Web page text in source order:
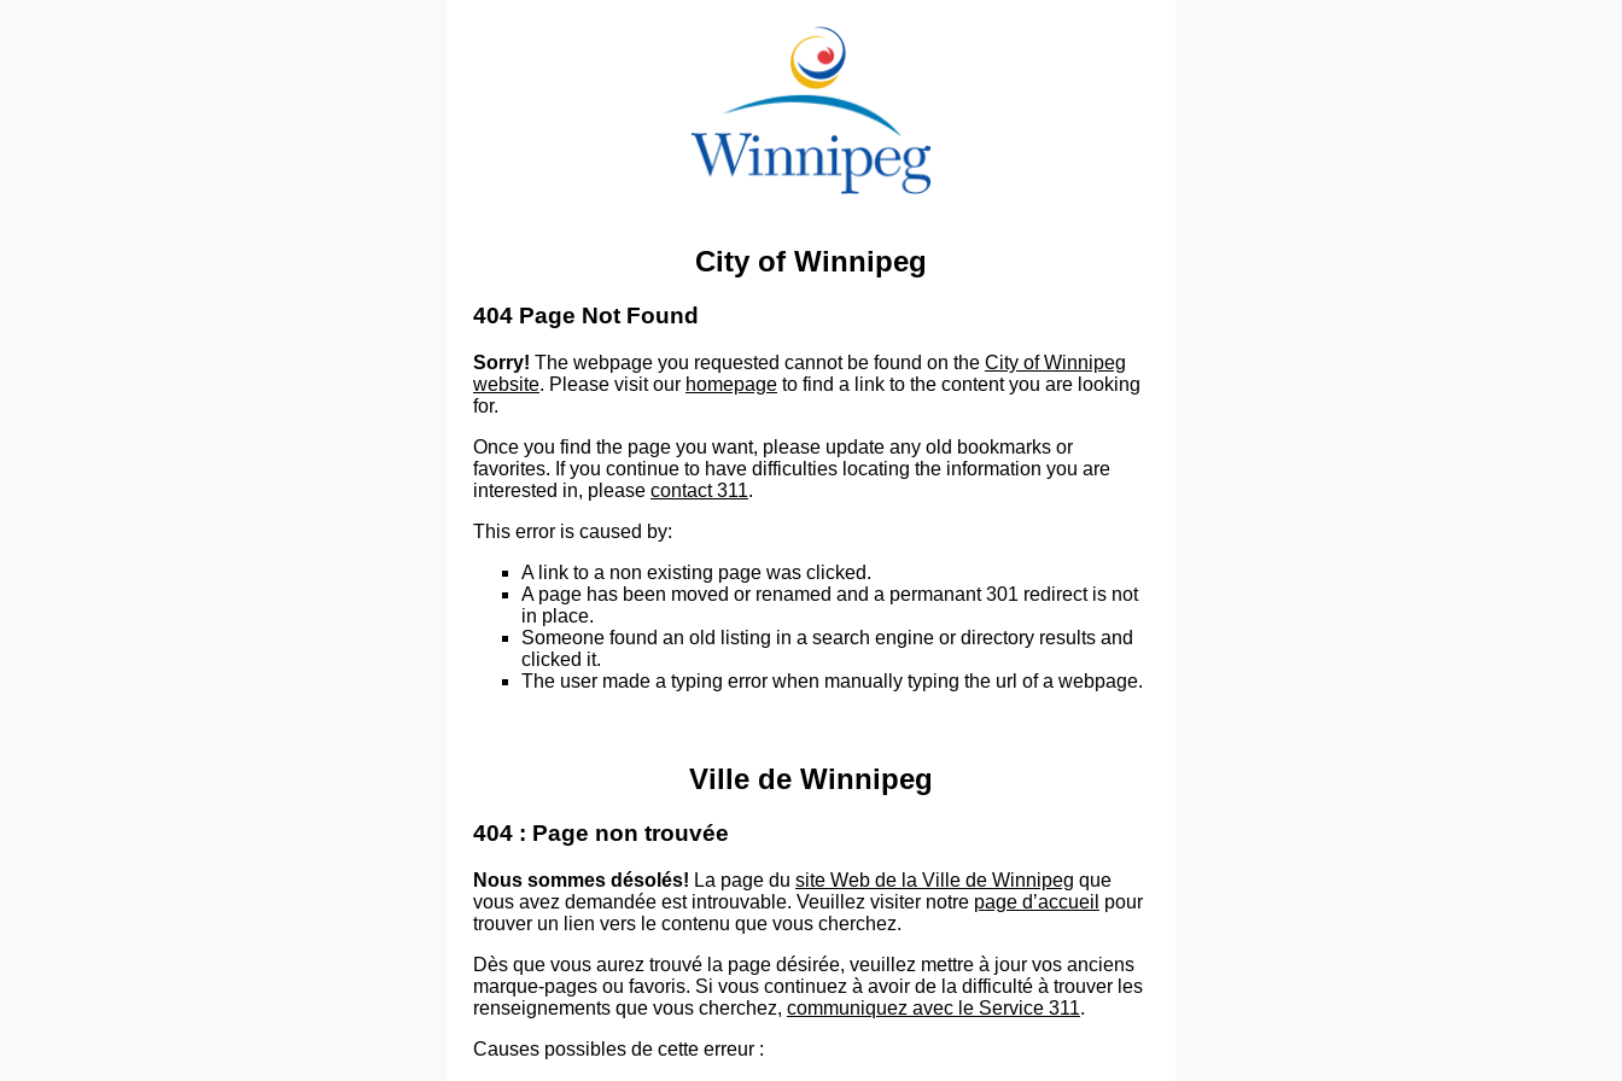
City of Winnipeg
404 Page Not Found
Sorry! The webpage you requested cannot be found on the City of Winnipeg
website. Please visit our homepage to find a link to the content you are looking
for.
Once you find the page you want, please update any old bookmarks or
favorites. If you continue to have difficulties locating the information you are
interested in, please contact 311.
This error is caused by:
A link to a non existing page was clicked.
A page has been moved or renamed and a permanant 301 redirect is not
in place.
Someone found an old listing in a search engine or directory results and
clicked it.
The user made a typing error when manually typing the url of a webpage.
Ville de Winnipeg
404 : Page non trouvée
Nous sommes désolés! La page du site Web de la Ville de Winnipeg que
vous avez demandée est introuvable. Veuillez visiter notre page d’accueil pour
trouver un lien vers le contenu que vous cherchez.
Dès que vous aurez trouvé la page désirée, veuillez mettre à jour vos anciens
marque-pages ou favoris. Si vous continuez à avoir de la difficulté à trouver les
renseignements que vous cherchez, communiquez avec le Service 311.
Causes possibles de cette erreur :